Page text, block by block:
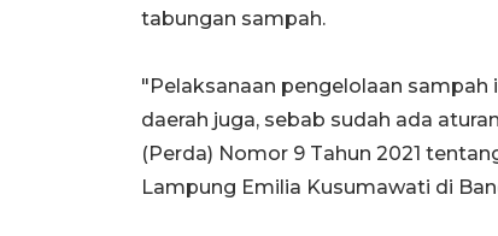
tabungan sampah.
"Pelaksanaan pengelolaan
daerah juga, sebab sudah ada
(Perda) Nomor 9 Tahun 2021
Lampung Emilia Kusumawati di